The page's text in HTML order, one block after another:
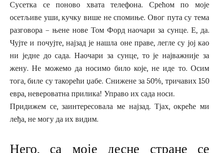
Сусетка се поново хвата телефона. Срећом по моје
осетљиве уши, кучку више не спомиње. Овог пута су тема
разговора – њене нове Том Форд наочари за сунце. Е, да.
Чујте и почујте, најзад је нашла оне праве, легле су јој као
ни једне до сада. Наочари за сунце, то је најважније за
жену. Не можемо да носимо било које, не иде то. Осим
тога, биле су такорећи џабе. Снижене за 50%, тричавих 150
евра, невероватна прилика! Управо их сада носи.
Придижем се, заинтересовала ме најзад. Тјах, окреће ми
леђа, не могу да их видим.
Него, са моје десне стране се